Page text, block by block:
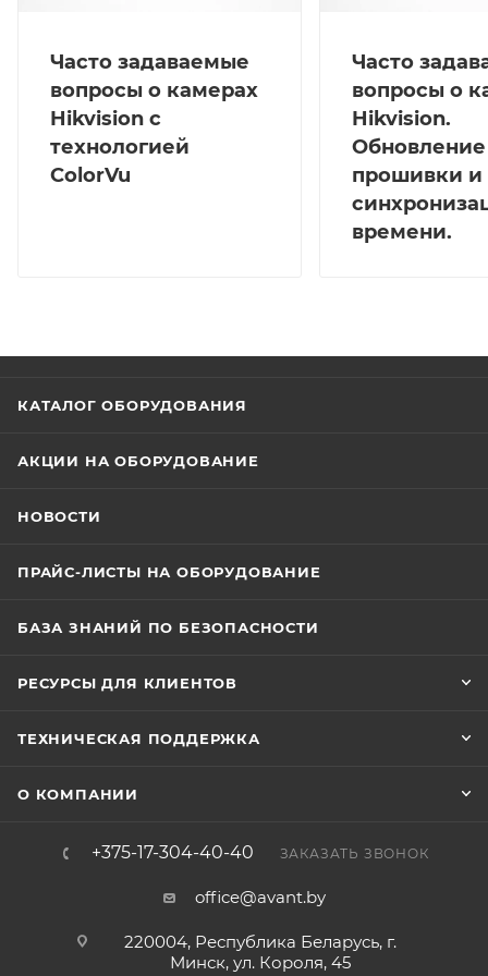
Часто задаваемые
вопросы о камерах
Hikvision с
технологией
ColorVu
Часто
вопросы о
Hikvision.
Обновление
прошивки и
времени.
КАТАЛОГ ОБОРУДОВАНИЯ
АКЦИИ НА ОБОРУДОВАНИЕ
НОВОСТИ
ПРАЙС-ЛИСТЫ НА ОБОРУДОВАНИЕ
БАЗА ЗНАНИЙ ПО БЕЗОПАСНОСТИ
РЕСУРСЫ ДЛЯ КЛИЕНТОВ
ТЕХНИЧЕСКАЯ ПОДДЕРЖКА
О КОМПАНИИ
+375-17-304-40-40 ЗАКАЗАТЬ ЗВОНОК
office@avant.by
220004, Республика Беларусь, г.
Минск, ул. Короля, 45